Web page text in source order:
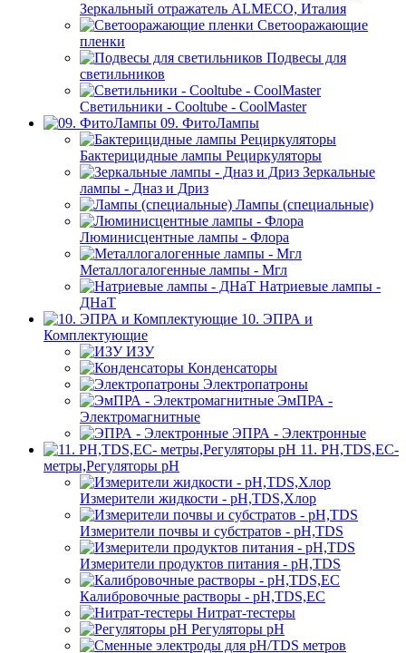
Зеркальный отражатель ALMECO, Италия
Светооражающие
пленки
Подвесы для
светильников
Светильники - Cooltube - CoolMaster
09. ФитоЛампы
Бактерицидные лампы Рециркуляторы
Зеркальные
лампы - Дназ и Дриз
Лампы (специальные)
Люминисцентные лампы - Флора
Металлогалогенные лампы - Мгл
Натриевые лампы -
ДНаТ
10. ЭПРА и
Комплектующие
ИЗУ
Конденсаторы
Электропатроны
ЭмПРА -
Электромагнитные
ЭПРА - Электронные
11. PH,TDS,EC-
метры,Регуляторы pН
Измерители жидкости - pH,TDS,Хлор
Измерители почвы и субстратов - pH,TDS
Измерители продуктов питания - pH,TDS
Калибровочные растворы - pH,TDS,EC
Нитрат-тестеры
Регуляторы pН